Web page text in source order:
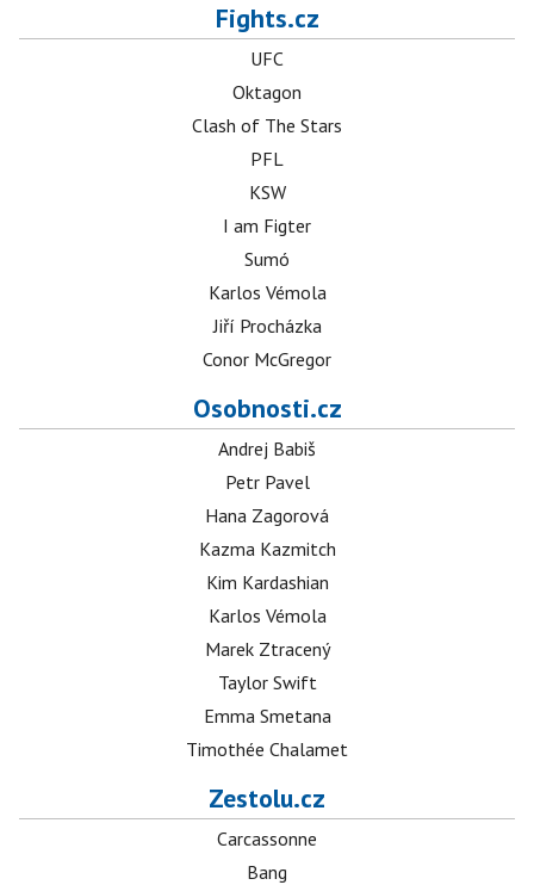
Fights.cz
UFC
Oktagon
Clash of The Stars
PFL
KSW
I am Figter
Sumó
Karlos Vémola
Jiří Procházka
Conor McGregor
Osobnosti.cz
Andrej Babiš
Petr Pavel
Hana Zagorová
Kazma Kazmitch
Kim Kardashian
Karlos Vémola
Marek Ztracený
Taylor Swift
Emma Smetana
Timothée Chalamet
Zestolu.cz
Carcassonne
Bang